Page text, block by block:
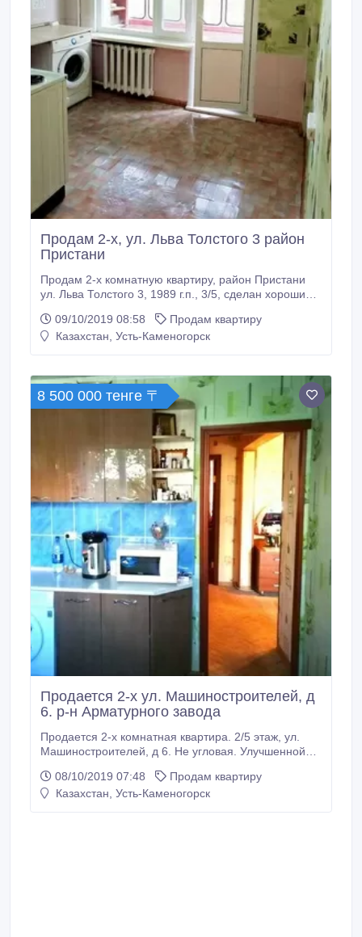
Продам 2-х, ул. Льва Толстого 3 район
Пристани
Продам 2-х комнатную квартиру, район Пристани
ул. Льва Толстого 3, 1989 г.п., 3/5, сделан хороший
KBE, счётчики холодной и горячей воды, все трубы
и радиаторы отопления поменяны в 2017 г.
09/10/2019 08:58
Продам квартиру
Казахстан, Усть-Каменогорск
8 500 000 тенге 〒
Продается 2-х ул. Машиностроителей, д
6. р-н Арматурного завода
Продается 2-х комнатная квартира. 2/5 этаж, ул.
Машиностроителей, д 6. Не угловая. Улучшенной
1989 г.п. Ремонт. Санузел раздельный. Пластиковые
окна. Балкон застекленный. Все необходимое в
08/10/2019 07:48
Продам квартиру
Казахстан, Усть-Каменогорск